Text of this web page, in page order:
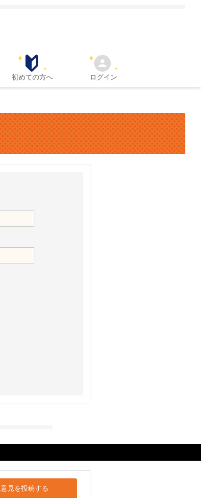
初めての方へ ログイン
意見を投稿する